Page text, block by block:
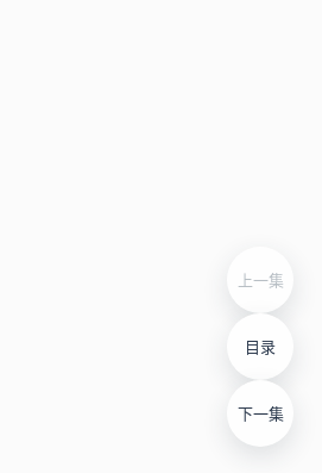
上一集
目录
下一集